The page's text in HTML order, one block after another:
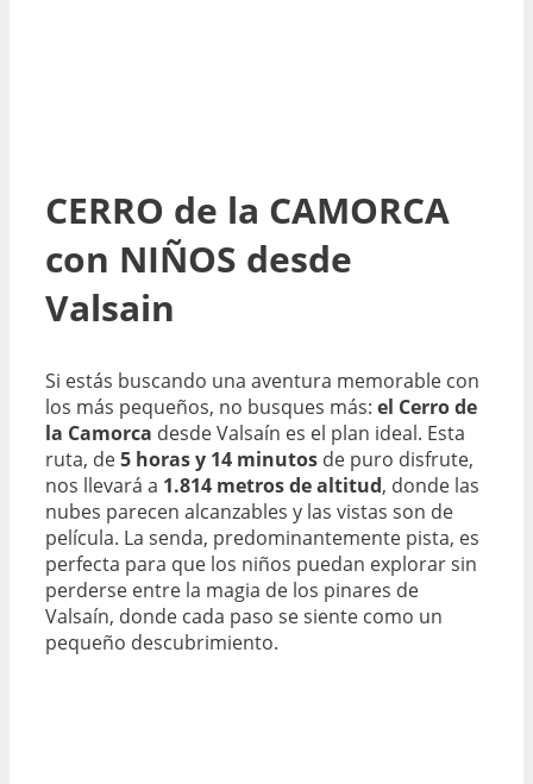
CERRO de la CAMORCA
con NIÑOS desde
Valsain
Si estás buscando una aventura memorable con
los más pequeños, no busques más: el Cerro de
la Camorca desde Valsaín es el plan ideal. Esta
ruta, de5 horas y 14 minutos de puro disfrute,
nos llevará a 1.814 metros de altitud, donde las
nubes parecen alcanzables y las vistas son de
película. La senda, predominantemente pista, es
perfecta para que los niños puedan explorar sin
perderse entre la magia de los pinares de
Valsaín, donde cada paso se siente como un
pequeño descubrimiento.